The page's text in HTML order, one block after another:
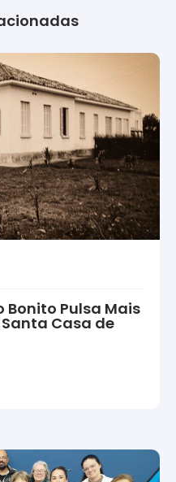
Bonito Pulsa Mais
Santa Casa de